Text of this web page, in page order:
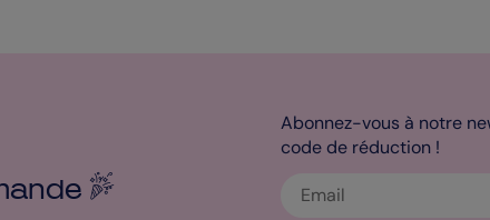
Abonnez-vous à notre
code de réduction !